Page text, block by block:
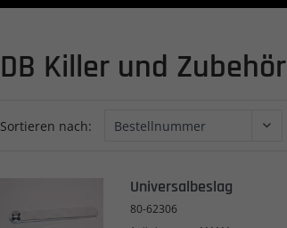
DB Killer und Zubehör
Sortieren nach:
Universalbeslag
80-62306